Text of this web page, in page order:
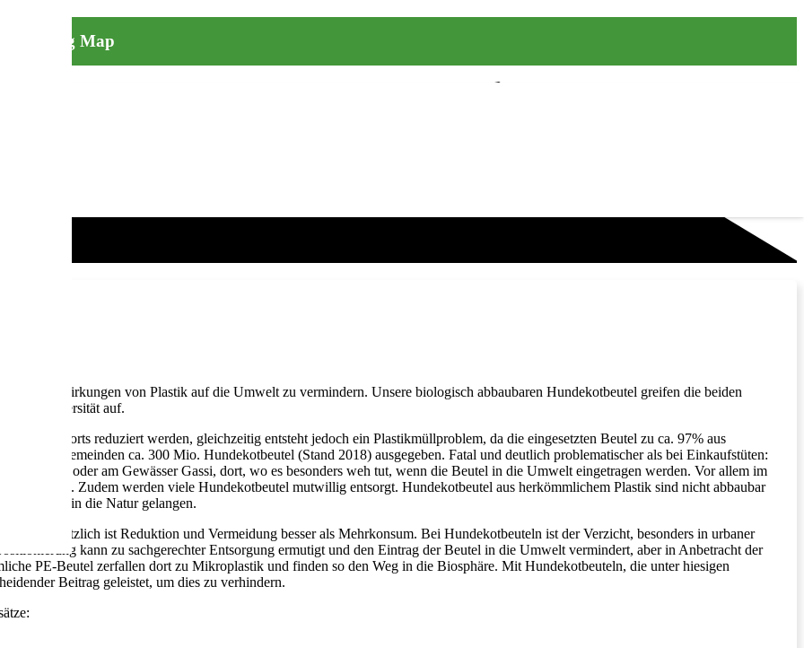
Bag Map
die Auswirkungen von Plastik auf die Umwelt zu vermindern. Unsere biologisch abbaubaren Hundekotbeutel greifen die beiden
der Biodiversität auf.
vielerorts reduziert werden, gleichzeitig entsteht jedoch ein Plastikmüllproblem, da die eingesetzten Beutel zu ca. 97% aus
und Gemeinden ca. 300 Mio. Hundekotbeutel (Stand 2018) ausgegeben. Fatal und deutlich problematischer als bei Einkaufstüten:
oder am Gewässer Gassi, dort, wo es besonders weh tut, wenn die Beutel in die Umwelt eingetragen werden. Vor allem im
Zudem werden viele Hundekotbeutel mutwillig entsorgt. Hundekotbeutel aus herkömmlichem Plastik sind nicht abbaubar
sofern sie in die Natur gelangen.
Grundsätzlich ist Reduktion und Vermeidung besser als Mehrkonsum. Bei Hundekotbeuteln ist der Verzicht, besonders in urbaner
kann zu sachgerechter Entsorgung ermutigt und den Eintrag der Beutel in die Umwelt vermindert, aber in Anbetracht der
PE-Beutel zerfallen dort zu Mikroplastik und finden so den Weg in die Biosphäre. Mit Hundekotbeuteln, die unter hiesigen
Beitrag geleistet, um dies zu verhindern.